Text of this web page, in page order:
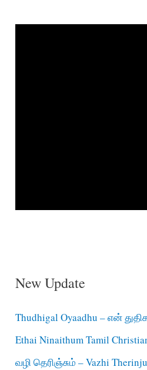
New Update
Thudhigal Oyaadhu – என்
Ethai Ninaithum Tamil
வழி தெரிஞ்சும் – Vazhi